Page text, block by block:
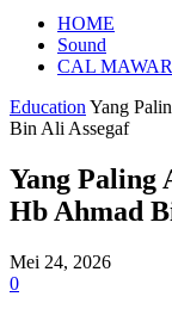
HOME
Sound
CAL
Education Yang
Bin Ali Assegaf
Yang Paling
Hb Ahmad
Mei 24, 2026
0